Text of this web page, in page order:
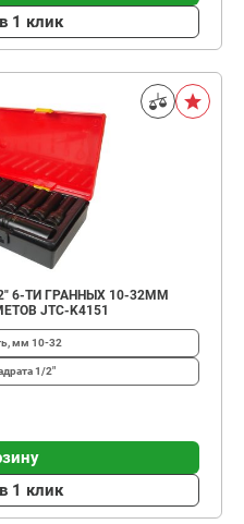
1 клик
6-ТИ ГРАННЫХ 10-32ММ
JTC-K4151
мм 10-32
1/2"
1 клик